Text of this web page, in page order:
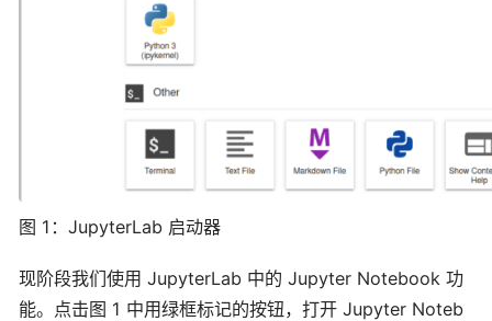
图 1：JupyterLab 启动器
现阶段我们使用 JupyterLab 中的 Jupyter Notebook 功
能。点击图 1 中用绿框标记的按钮，打开 Jupyter Noteb